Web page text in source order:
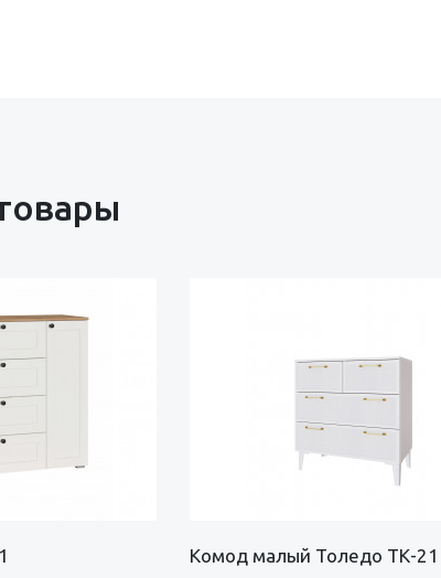
Комод малый Толедо ТК-21